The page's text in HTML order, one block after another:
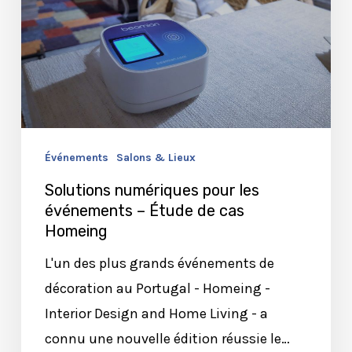
événements
–
Étude
de
cas
Homeing
Événements Salons & Lieux
Solutions numériques pour les
événements – Étude de cas
Homeing
L'un des plus grands événements de
décoration au Portugal - Homeing -
Interior Design and Home Living - a
connu une nouvelle édition réussie le…